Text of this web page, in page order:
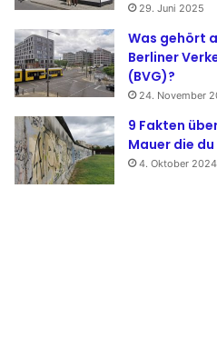
29. Juni 2025
Was gehört
Berliner
(BVG)?
24. November
9 Fakten
Mauer die
4. Oktober 2024